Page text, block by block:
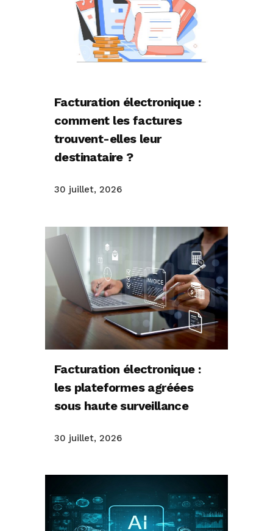
Facturation électronique :
comment les factures
trouvent-elles leur
destinataire ?
30 juillet, 2026
Facturation électronique :
les plateformes agréées
sous haute surveillance
30 juillet, 2026